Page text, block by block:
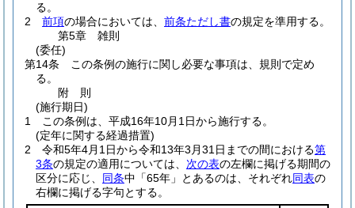
る。
2
前項の場合においては、 前条ただし書の規定を準用する。
第5章
雑則
(委任)
第14条
この条例の施行に関し必要な事項は、規則で定め
る。
附 則
(施行期日)
1
この条例は、平成16年10月1日から施行する。
(定年に関する経過措置)
2
令和5年4月1日から令和13年3月31日までの間における第
3条の規定の適用については、 次の表の左欄に掲げる期間の
区分に応じ、 同条中「65年」とあるのは、それぞれ同表の
右欄に掲げる字句とする。